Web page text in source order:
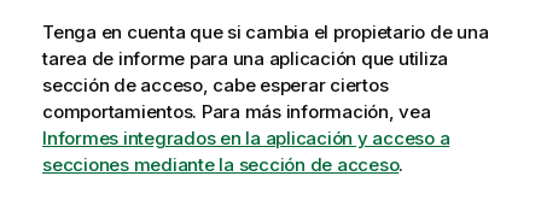
Tenga en cuenta que si cambia el propietario de una
tarea de informe para una aplicación que utiliza
sección de acceso, cabe esperar ciertos
comportamientos. Para más información, vea
Informes integrados en la aplicación y acceso a
secciones mediante la sección de acceso.